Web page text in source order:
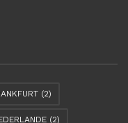
(2)
(2)